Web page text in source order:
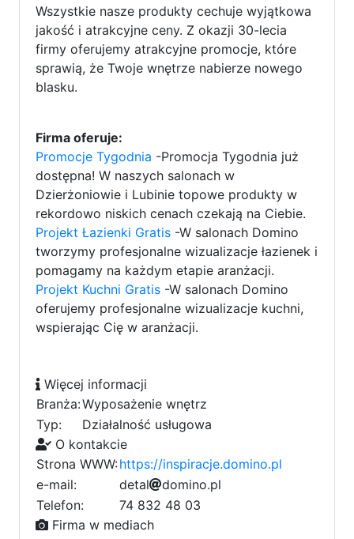
Wszystkie nasze produkty cechuje wyjątkowa
jakość i atrakcyjne ceny. Z okazji 30-lecia
firmy oferujemy atrakcyjne promocje, które
sprawią, że Twoje wnętrze nabierze nowego
blasku.
Firma oferuje:
Promocje Tygodnia -Promocja Tygodnia już
dostępna! W naszych salonach w
Dzierżoniowie i Lubinie topowe produkty w
rekordowo niskich cenach czekają na Ciebie.
Projekt Łazienki Gratis -W salonach Domino
tworzymy profesjonalne wizualizacje łazienek i
pomagamy na każdym etapie aranżacji.
Projekt Kuchni Gratis -W salonach Domino
oferujemy profesjonalne wizualizacje kuchni,
wspierając Cię w aranżacji.
Więcej informacji
Branża:Wyposażenie wnętrz
Typ:
Działalność usługowa
O kontakcie
Strona WWW:https://inspiracje.domino.pl
e-mail:
8
0
de4
taf
e
7
l domino0
.pl
Telefon:
74 832 48 03
Firma w mediach